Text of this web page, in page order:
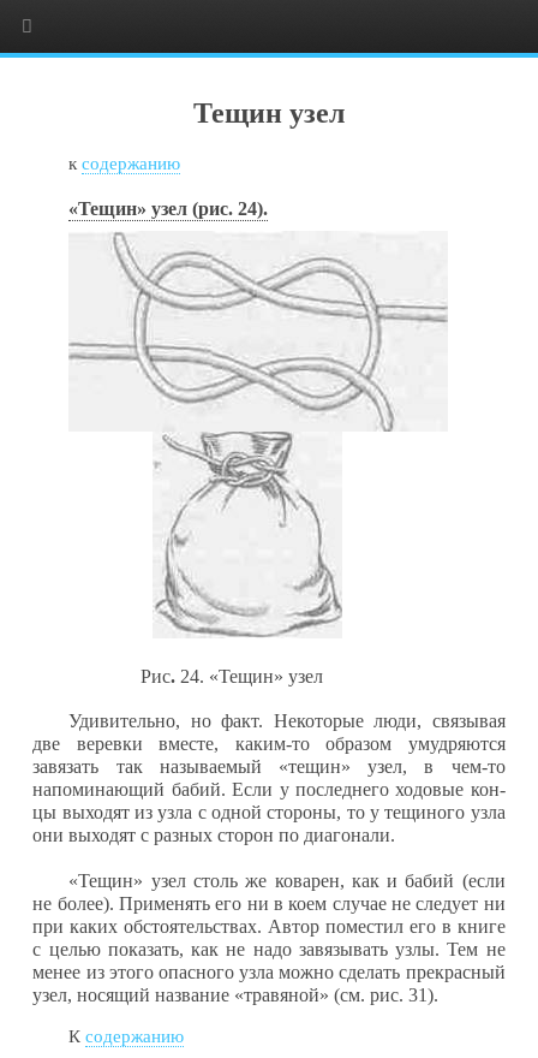
Тещин узел
ксодержанию
«Тещин» узел (рис. 24).
Рис. 24. «Тещин» узел
Удивительно, но факт. Некото­рые люди, связывая
две веревки вместе, каким-то образом умудряются
завязать так называемый «тещин» узел, в чем-то
напоминающий бабий. Если у последнего ходовые кон­
цы выходят из узла с одной стороны, то у тещиного узла
они выходят с разных сторон по диагонали.
«Тещин» узел столь же коварен, как и бабий (если
не более). Применять его ни в коем случае не следует ни
при каких обстоятельствах. Автор поместил его в книге
с целью показать, как не надо завязывать узлы. Тем не
менее из этого опасного узла можно сделать прекрасный
узел, нося­щий название «травяной» (см. рис. 31).
Ксодержанию